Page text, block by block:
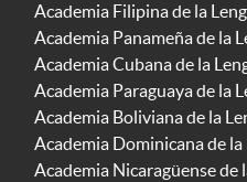
Academia Filipina de la
Academia Panameña de la
Academia Cubana de la
Academia Paraguaya de la
Academia Boliviana de la
Academia Dominicana de la
Academia Nicaragüense de